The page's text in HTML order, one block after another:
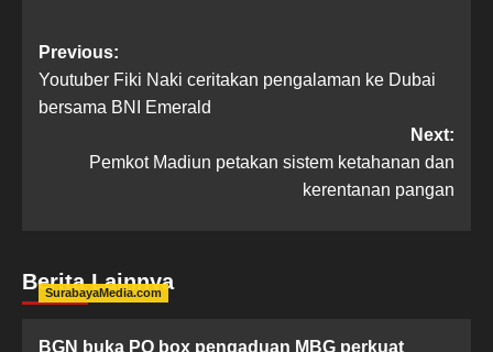
Previous:
Youtuber Fiki Naki ceritakan pengalaman ke Dubai
bersama BNI Emerald
Next:
Pemkot Madiun petakan sistem ketahanan dan
kerentanan pangan
Berita Lainnya
SurabayaMedia.com
BGN buka PO box pengaduan MBG perkuat